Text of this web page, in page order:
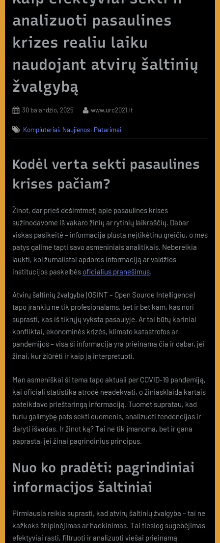
analizuoti pasaulines
krizes realiu laiku
naudojant atvirų šaltinių
žvalgybą
Posted
30 balandžio, 2025 By
www.urc2021.lt
Kompiuteriai, Naujienos, Patarimai
Kodėl verta sekti pasaulines
krises pačiam?
Žinot, dar prieš dešimtmetį apie pasaulines krises
sužinodavome iš vakaro žinių ar rytinių laikraščių. Dabar
viskas pasikeitė – informacija plūsta neįtikėtinu greičiu, o mes
patys galime tapti savo asmeniniais analitikais. Nebereikia
laukti, kol žurnalistai apdoros informaciją ar valdžios
institucijos paskelbės oficialius pranešimus
Atvirų šaltinių žvalgyba (OSINT – Open Source Intelligence)
tapo įrankiu ne tik profesionalams, bet ir bet kam, kas nori
suprasti, kas iš tikrųjų vyksta pasaulyje. Ar tai būtų kariniai
konfliktai, ekonominės krizės, klimato katastrofos ar
pandemijos – visa ši informacija yra prieinama čia ir dabar, jei
žinai, kur žiūrėti ir kaip ją interpretuoti.
Man asmeniškai ši tema tapo aktuali per COVID-19 pandemiją,
kai oficiali statistika atrodė neadekvati, o žiniasklaida kartais
pateikdavo prieštaringą informaciją. Tuomet supratau, kad
turiu galimybę pats sekti duomenis, analizuoti tendencijas ir
daryti išvadas. Ir žinot ką? Tai ne tik įmanoma, bet ir gana
paprasta, jei žinai pagrindinius principus.
Nuo ko pradėti: pagrindiniai
informacijos šaltiniai
Pirmiausia reikia suprasti, kad atvirų šaltinių žvalgyba – tai ne
kažkoks šnipinėjimas ar hackinimas. Tai tiesiog sugebėjimas
efektyviai rasti, filtruoti ir analizuoti viešai prieinamą